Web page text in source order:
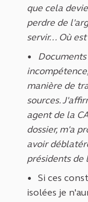
que cela
perdre de
servir... Où
manière de
sources.
agent de la
dossier, m'a
avoir
présidents de
Si ces
isolées je